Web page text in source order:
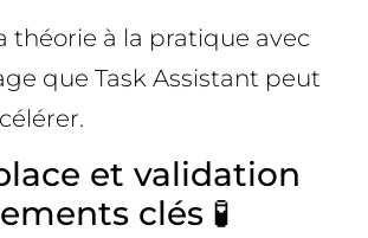
théorie à la pratique avec
que Task Assistant peut
et validation
clés 🧪